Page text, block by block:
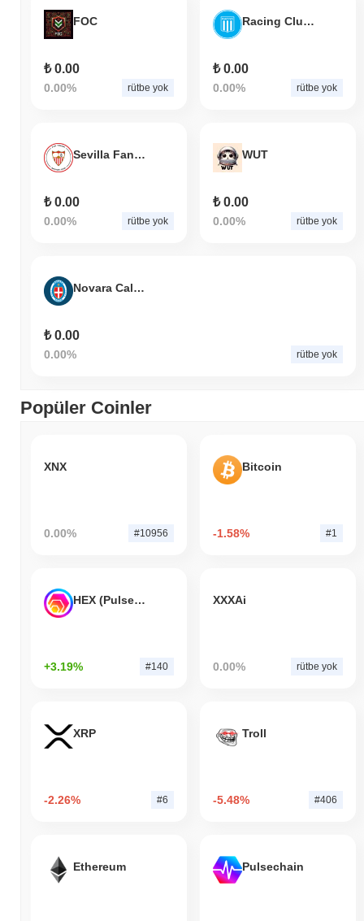
FOC
₺ 0.00
0.00% rütbe yok
Racing Club Fan Token
₺ 0.00
0.00% rütbe yok
Sevilla Fan Token
₺ 0.00
0.00% rütbe yok
WUT
₺ 0.00
0.00% rütbe yok
Novara Calcio Fan Token
₺ 0.00
0.00% rütbe yok
Popüler Coinler
XNX
0.00% #10956
Bitcoin
-1.58% #1
HEX (Pulsechain)
+3.19% #140
XXXAi
0.00% rütbe yok
XRP
-2.26% #6
Troll
-5.48% #406
Ethereum Pulsechain